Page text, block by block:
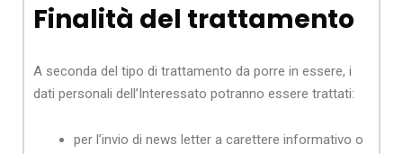
Finalità del trattamento
A seconda del tipo di trattamento da porre in essere, i
dati personali dell’Interessato potranno essere trattati:
per l’invio di news letter a carettere informativo o